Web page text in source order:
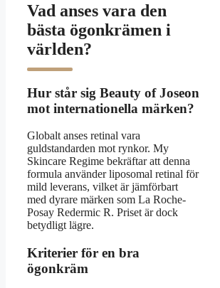
Vad anses vara den
bästa ögonkrämen i
världen?
Hur står sig Beauty of Joseon
mot internationella märken?
Globalt anses retinal vara
guldstandarden mot rynkor. My
Skincare Regime bekräftar att denna
formula använder liposomal retinal för
mild leverans, vilket är jämförbart
med dyrare märken som La Roche-
Posay Redermic R. Priset är dock
betydligt lägre.
Kriterier för en bra
ögonkräm